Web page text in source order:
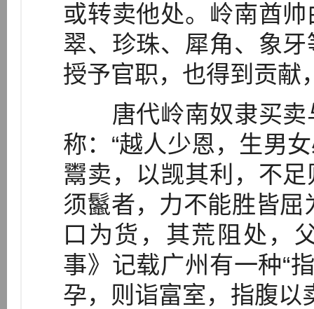
或转卖他处。岭南酋
翠、珍珠、犀角、象
授予官职，也得到贡献
唐代岭南奴隶买卖
称：“越人少恩，生男
鬻卖，以觊其利，不
须鬣者，力不能胜皆屈
口为货，其荒阻处，
事》记载广州有一种“
孕，则诣富室，指腹以